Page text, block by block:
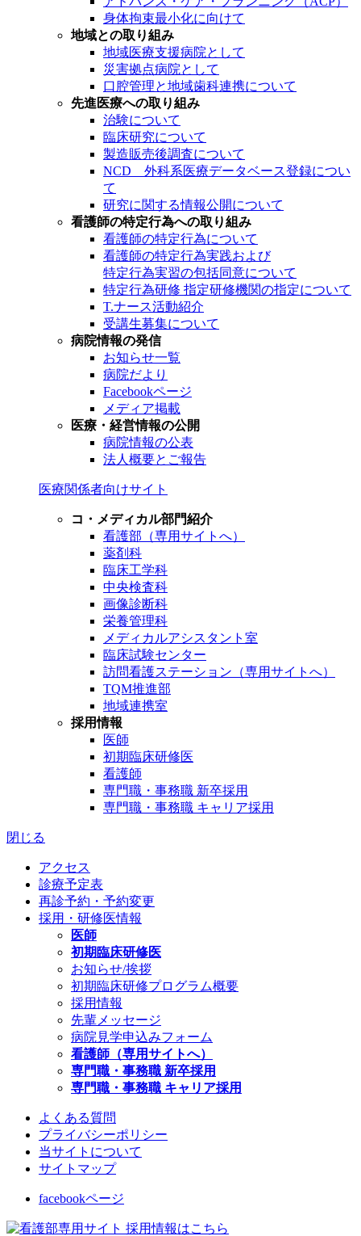
身体拘束最小化に向けて
地域との取り組み
地域医療支援病院として
災害拠点病院として
口腔管理と地域歯科連携について
先進医療への取り組み
治験について
臨床研究について
製造販売後調査について
NCD 外科系医療データベース登録につい
て
研究に関する情報公開について
看護師の特定行為への取り組み
看護師の特定行為について
看護師の特定行為実践および
特定行為実習の包括同意について
特定行為研修 指定研修機関の指定について
T.ナース活動紹介
受講生募集について
病院情報の発信
お知らせ一覧
病院だより
Facebookページ
メディア掲載
医療・経営情報の公開
病院情報の公表
法人概要とご報告
医療関係者向けサイト
コ・メディカル部門紹介
看護部（専用サイトへ）
薬剤科
臨床工学科
中央検査科
画像診断科
栄養管理科
メディカルアシスタント室
臨床試験センター
訪問看護ステーション（専用サイトへ）
TQM推進部
地域連携室
採用情報
医師
初期臨床研修医
看護師
専門職・事務職 新卒採用
専門職・事務職 キャリア採用
閉じる
アクセス
診療予定表
再診予約・予約変更
採用・研修医情報
医師
初期臨床研修医
お知らせ/挨拶
初期臨床研修プログラム概要
採用情報
先輩メッセージ
病院見学申込みフォーム
看護師（専用サイトへ）
専門職・事務職 新卒採用
専門職・事務職 キャリア採用
よくある質問
プライバシーポリシー
当サイトについて
サイトマップ
facebookページ